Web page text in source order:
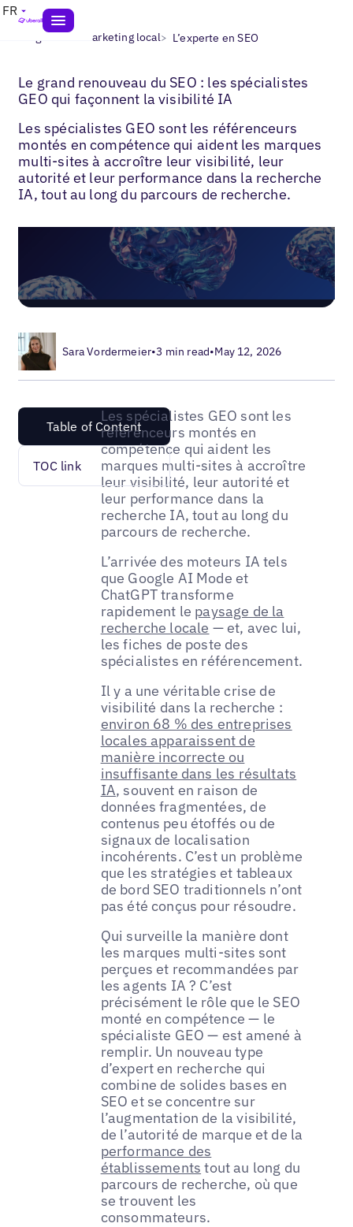
FR
Blogs> AEO marketing local> L’experte en SEO
Le grand renouveau du SEO : les spécialistes
GEO qui façonnent la visibilité IA
Les spécialistes GEO sont les référenceurs
montés en compétence qui aident les marques
multi-sites à accroître leur visibilité, leur
autorité et leur performance dans la recherche
IA, tout au long du parcours de recherche.
Sara Vordermeier•3 min read•May 12, 2026
Table of Content
TOC link
Les spécialistes GEO sont les
référenceurs montés en
compétence qui aident les
marques multi-sites à accroître
leur visibilité, leur autorité et
leur performance dans la
recherche IA, tout au long du
parcours de recherche.
L’arrivée des moteurs IA tels
que Google AI Mode et
ChatGPT transforme
rapidement le paysage de la
recherche locale — et, avec lui,
les fiches de poste des
spécialistes en référencement.
Il y a une véritable crise de
visibilité dans la recherche :
environ 68 % des entreprises
locales apparaissent de
manière incorrecte ou
insuffisante dans les résultats
IA, souvent en raison de
données fragmentées, de
contenus peu étoffés ou de
signaux de localisation
incohérents. C’est un problème
que les stratégies et tableaux
de bord SEO traditionnels n’ont
pas été conçus pour résoudre.
Qui surveille la manière dont
les marques multi-sites sont
perçues et recommandées par
les agents IA ? C’est
précisément le rôle que le SEO
monté en compétence — le
spécialiste GEO — est amené à
remplir. Un nouveau type
d’expert en recherche qui
combine de solides bases en
SEO et se concentre sur
l’augmentation de la visibilité,
de l’autorité de marque et de la
performance des
établissements tout au long du
parcours de recherche, où que
se trouvent les
consommateurs.